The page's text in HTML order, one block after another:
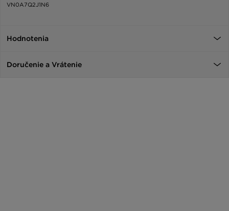
VN0A7Q2J1N6
Hodnotenia
Doručenie a Vrátenie